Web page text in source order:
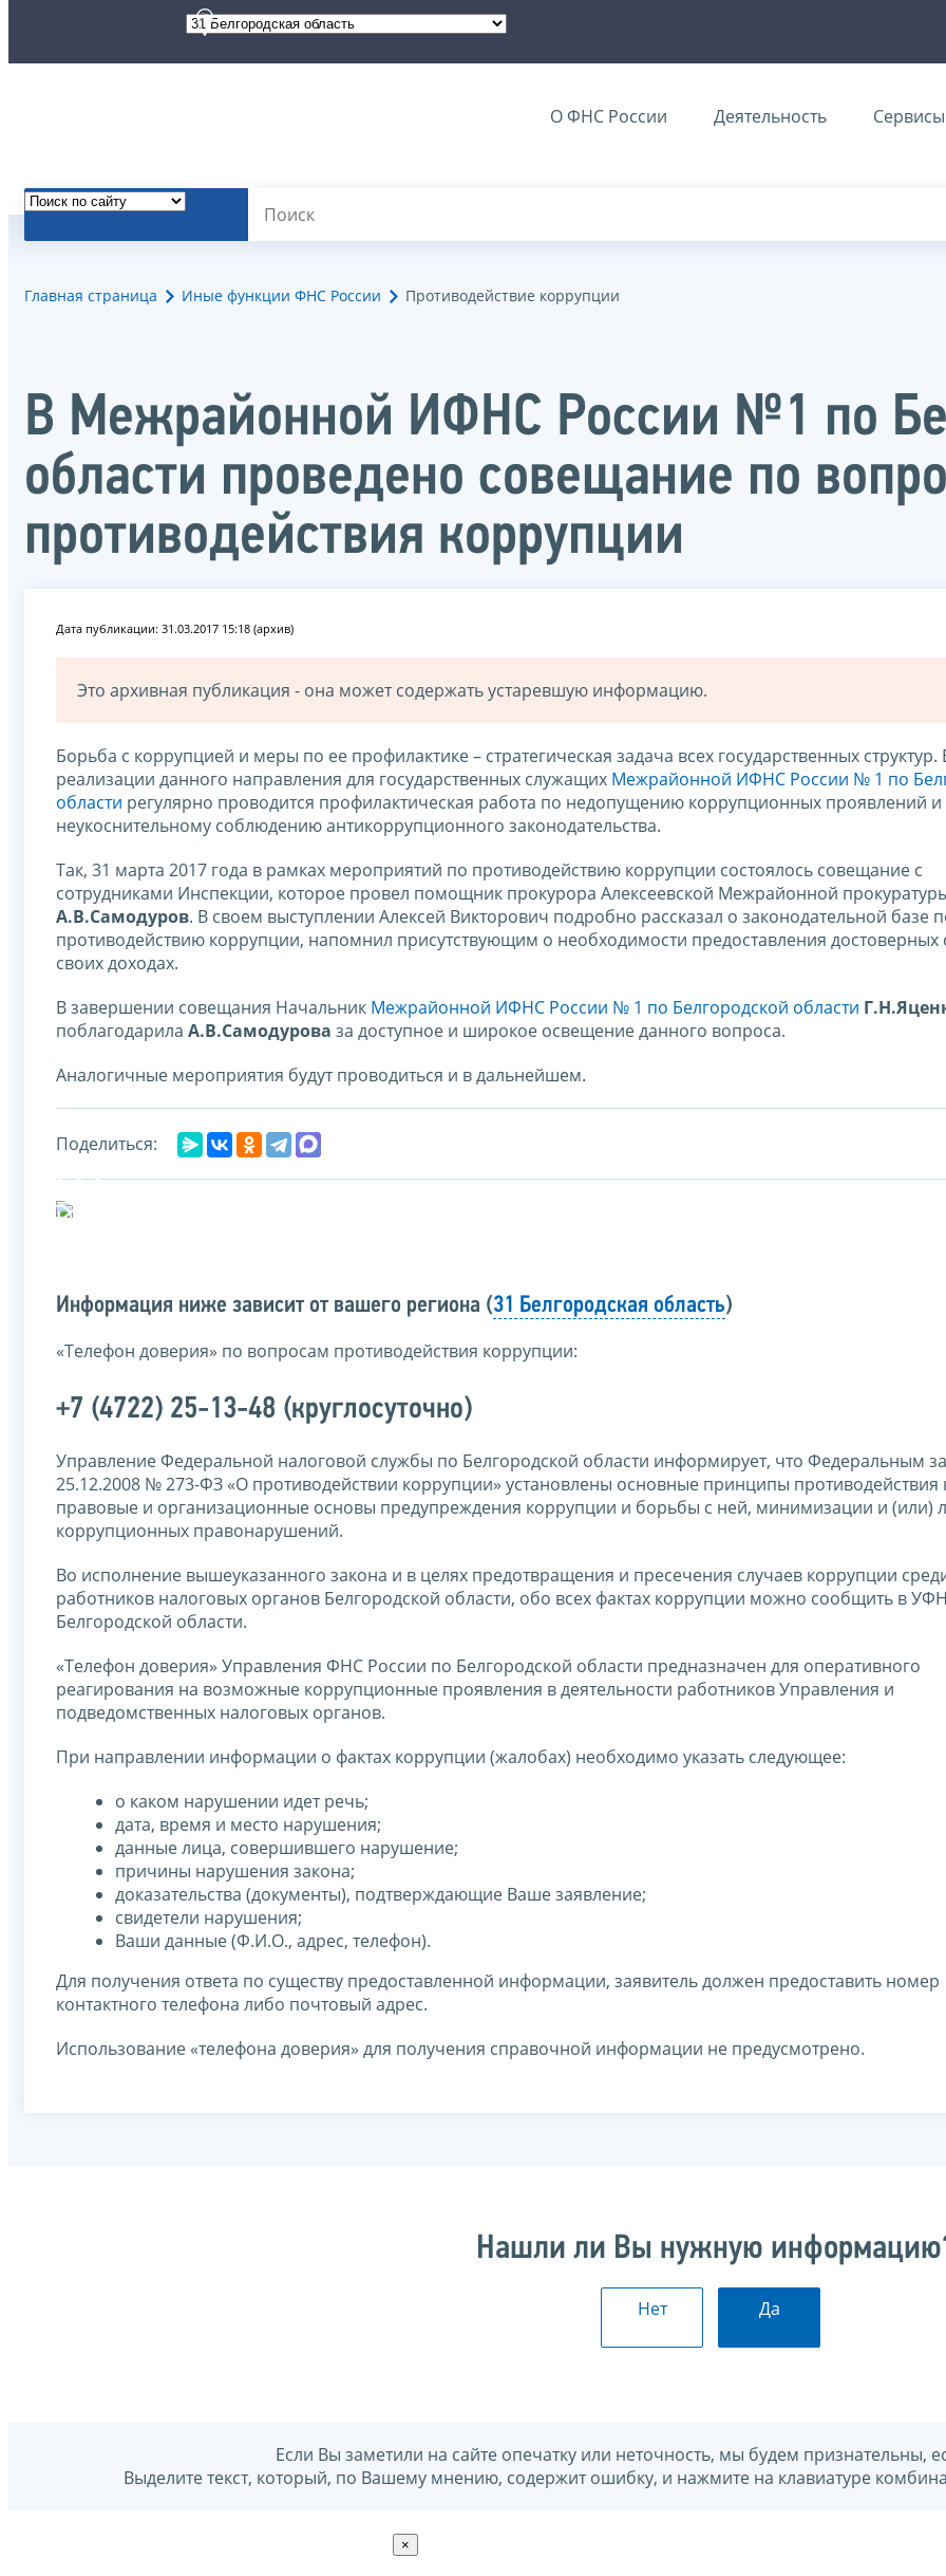
О ФНС России Деятельность Сервисы
Главная страница Иные функции ФНС России Противодействие коррупции
В Межрайонной ИФНС России №1 по
области проведено совещание по
противодействия коррупции
Дата публикации: 31.03.2017 15:18 (архив)
Это архивная публикация - она может содержать устаревшую информацию.
Борьба с коррупцией и меры по ее профилактике – стратегическая задача всех государственных структур.
реализации данного направления для государственных служащих Межрайонной ИФНС России № 1 по
области регулярно проводится профилактическая работа по недопущению коррупционных проявлений и
неукоснительному соблюдению антикоррупционного законодательства.
Так, 31 марта 2017 года в рамках мероприятий по противодействию коррупции состоялось совещание с
сотрудниками Инспекции, которое провел помощник прокурора Алексеевской Межрайонной
А.В.Самодуров. В своем выступлении Алексей Викторович подробно рассказал о законодательной базе
противодействию коррупции, напомнил присутствующим о необходимости предоставления достоверных
своих доходах.
В завершении совещания Начальник Межрайонной ИФНС России № 1 по Белгородской области
поблагодарила А.В.Самодурова за доступное и широкое освещение данного вопроса.
Аналогичные мероприятия будут проводиться и в дальнейшем.
Поделиться:
Информация ниже зависит от вашего региона (31 Белгородская область)
«Телефон доверия» по вопросам противодействия коррупции:
+7 (4722) 25-13-48 (круглосуточно)
Управление Федеральной налоговой службы по Белгородской области информирует, что Федеральным
25.12.2008 № 273-ФЗ «О противодействии коррупции» установлены основные принципы противодействия
правовые и организационные основы предупреждения коррупции и борьбы с ней, минимизации и (или)
коррупционных правонарушений.
Во исполнение вышеуказанного закона и в целях предотвращения и пресечения случаев коррупции
работников налоговых органов Белгородской области, обо всех фактах коррупции можно сообщить в
Белгородской области.
«Телефон доверия» Управления ФНС России по Белгородской области предназначен для оперативного
реагирования на возможные коррупционные проявления в деятельности работников Управления и
подведомственных налоговых органов.
При направлении информации о фактах коррупции (жалобах) необходимо указать следующее:
о каком нарушении идет речь;
дата, время и место нарушения;
данные лица, совершившего нарушение;
причины нарушения закона;
доказательства (документы), подтверждающие Ваше заявление;
свидетели нарушения;
Ваши данные (Ф.И.О., адрес, телефон).
Для получения ответа по существу предоставленной информации, заявитель должен предоставить номер
контактного телефона либо почтовый адрес.
Использование «телефона доверия» для получения справочной информации не предусмотрено.
Нашли ли Вы нужную
Нет Да
Если Вы заметили на сайте опечатку или неточность, мы будем признательны,
Выделите текст, который, по Вашему мнению, содержит ошибку, и нажмите на клавиатуре
×